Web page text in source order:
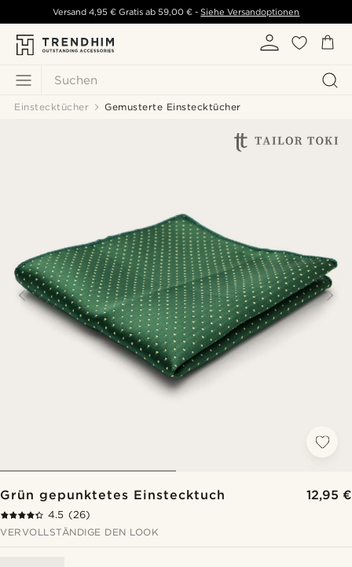
Suchen
Versand 4,95 € Gratis ab59,00 € - Siehe Versandoptionen
Einstecktücher Gemusterte Einstecktücher
Grün gepunktetes Einstecktuch 12,95 €
4.5 (26)
VERVOLLSTÄNDIGE DEN LOOK